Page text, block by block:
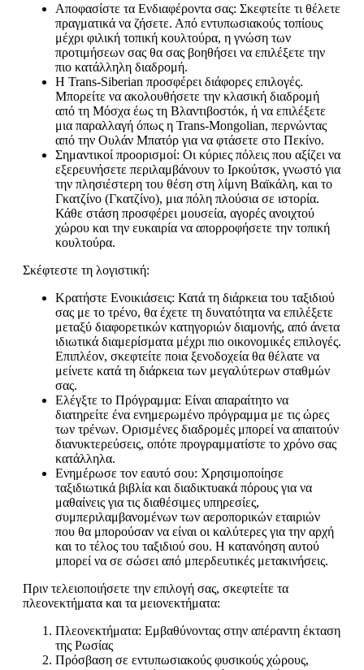
Αποφασίστε τα Ενδιαφέροντα σας: Σκεφτείτε τι θέλετε
πραγματικά να ζήσετε. Από εντυπωσιακούς τοπίους
μέχρι φιλική τοπική κουλτούρα, η γνώση των
προτιμήσεων σας θα σας βοηθήσει να επιλέξετε την
πιο κατάλληλη διαδρομή.
Η Trans-Siberian προσφέρει διάφορες επιλογές.
Μπορείτε να ακολουθήσετε την κλασική διαδρομή
από τη Μόσχα έως τη Βλαντιβοστόκ, ή να επιλέξετε
μια παραλλαγή όπως η Trans-Mongolian, περνώντας
από την Ουλάν Μπατόρ για να φτάσετε στο Πεκίνο.
Σημαντικοί προορισμοί: Οι κύριες πόλεις που αξίζει να
εξερευνήσετε περιλαμβάνουν το Ιρκούτσκ, γνωστό για
την πλησιέστερη του θέση στη λίμνη Βαϊκάλη, και το
Γκατζίνο (Γκατζίνο), μια πόλη πλούσια σε ιστορία.
Κάθε στάση προσφέρει μουσεία, αγορές ανοιχτού
χώρου και την ευκαιρία να απορροφήσετε την τοπική
κουλτούρα.
Σκέφτεστε τη λογιστική:
Κρατήστε Ενοικιάσεις: Κατά τη διάρκεια του ταξιδιού
σας με το τρένο, θα έχετε τη δυνατότητα να επιλέξετε
μεταξύ διαφορετικών κατηγοριών διαμονής, από άνετα
ιδιωτικά διαμερίσματα μέχρι πιο οικονομικές επιλογές.
Επιπλέον, σκεφτείτε ποια ξενοδοχεία θα θέλατε να
μείνετε κατά τη διάρκεια των μεγαλύτερων σταθμών
σας.
Ελέγξτε το Πρόγραμμα: Είναι απαραίτητο να
διατηρείτε ένα ενημερωμένο πρόγραμμα με τις ώρες
των τρένων. Ορισμένες διαδρομές μπορεί να απαιτούν
διανυκτερεύσεις, οπότε προγραμματίστε το χρόνο σας
κατάλληλα.
Ενημέρωσε τον εαυτό σου: Χρησιμοποίησε
ταξιδιωτικά βιβλία και διαδικτυακά πόρους για να
μαθαίνεις για τις διαθέσιμες υπηρεσίες,
συμπεριλαμβανομένων των αεροπορικών εταιριών
που θα μπορούσαν να είναι οι καλύτερες για την αρχή
και το τέλος του ταξιδιού σου. Η κατανόηση αυτού
μπορεί να σε σώσει από μπερδευτικές μετακινήσεις.
Πριν τελειοποιήσετε την επιλογή σας, σκεφτείτε τα
πλεονεκτήματα και τα μειονεκτήματα:
Πλεονεκτήματα: Εμβαθύνοντας στην απέραντη έκταση
της Ρωσίας
Πρόσβαση σε εντυπωσιακούς φυσικούς χώρους,